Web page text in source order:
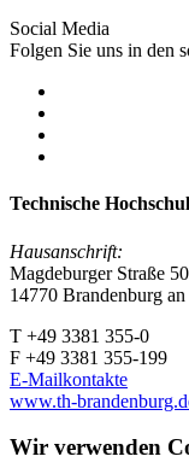
Social Media
Folgen Sie uns in den
Technische
Hausanschrift:
Magdeburger Straße 50
14770 Brandenburg
T +49 3381 355-0
F +49 3381 355-199
E-Mailkontakte
www.th-
Wir verwenden